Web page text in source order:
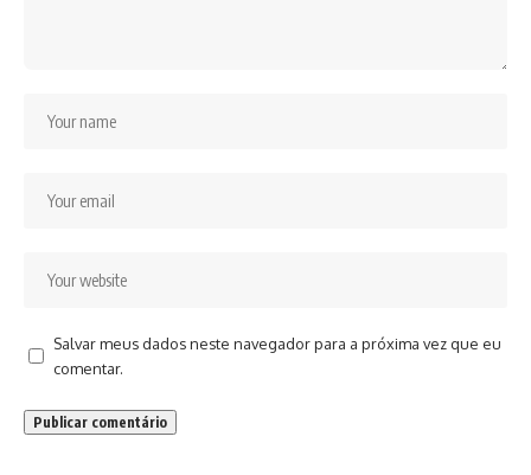
Salvar meus dados neste navegador para a próxima vez que eu
comentar.